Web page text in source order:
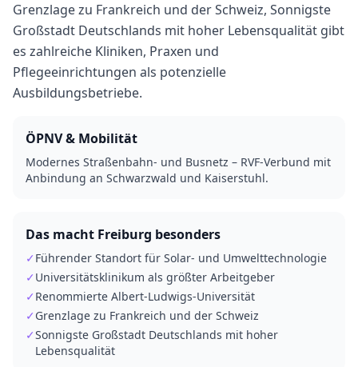
Grenzlage zu Frankreich und der Schweiz, Sonnigste
Großstadt Deutschlands mit hoher Lebensqualität gibt
es zahlreiche Kliniken, Praxen und
Pflegeeinrichtungen als potenzielle
Ausbildungsbetriebe.
ÖPNV & Mobilität
Modernes Straßenbahn- und Busnetz – RVF-Verbund mit
Anbindung an Schwarzwald und Kaiserstuhl.
Das macht Freiburg besonders
✓ Führender Standort für Solar- und Umwelttechnologie
✓ Universitätsklinikum als größter Arbeitgeber
✓ Renommierte Albert-Ludwigs-Universität
✓ Grenzlage zu Frankreich und der Schweiz
✓Sonnigste Großstadt Deutschlands mit hoher
Lebensqualität